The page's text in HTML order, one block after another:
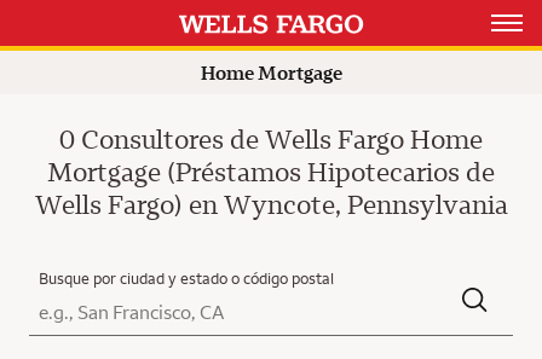
Open
Home Mortgage
0 Consultores de Wells Fargo Home
Mortgage (Préstamos Hipotecarios de
Wells Fargo) en Wyncote, Pennsylvania
Busque por ciudad y estado o código postal
Ciudad, Estado/Provincia, Código postal o Ciudad y País
Submit a search.